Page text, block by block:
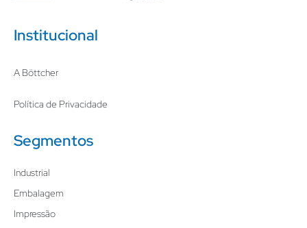
Institucional
A Böttcher
Política de Privacidade
Segmentos
Industrial
Embalagem
Impressão